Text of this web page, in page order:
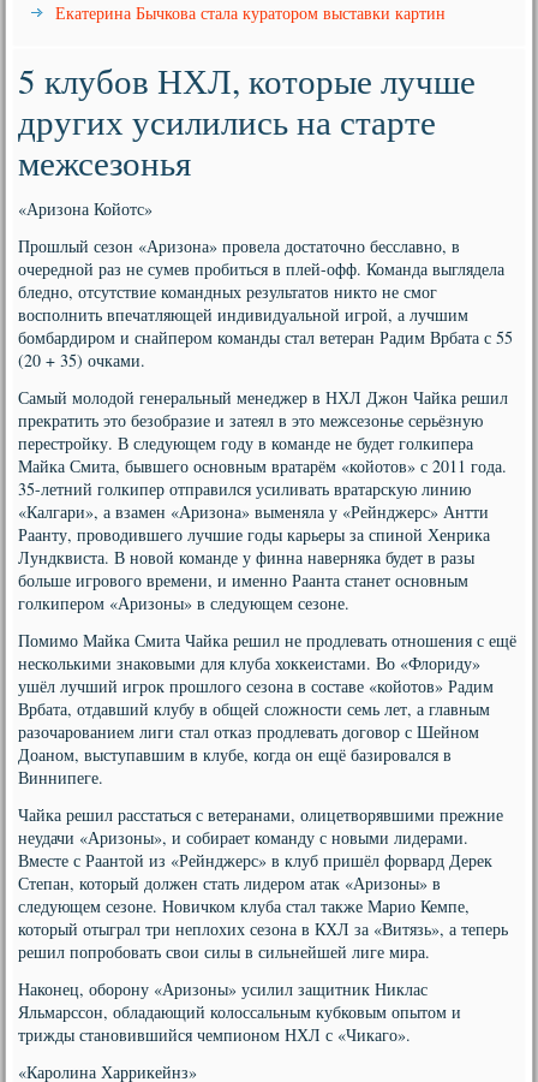
Екатерина Бычкова стала куратором выставки картин
5 клубов НХЛ, которые лучше
других усилились на старте
межсезонья
«Аризона Койотс»
Прошлый сезон «Аризона» провела достаточно бесславно, в
очередной раз не сумев пробиться в плей-офф. Команда выглядела
бледно, отсутствие командных результатов никто не смог
восполнить впечатляющей индивидуальной игрой, а лучшим
бомбардиром и снайпером команды стал ветеран Радим Врбата с 55
(20 + 35) очками.
Самый молодой генеральный менеджер в НХЛ Джон Чайка решил
прекратить это безобразие и затеял в это межсезонье серьёзную
перестройку. В следующем году в команде не будет голкипера
Майка Смита, бывшего основным вратарём «койотов» с 2011 года.
35-летний голкипер отправился усиливать вратарскую линию
«Калгари», а взамен «Аризона» выменяла у «Рейнджерс» Антти
Раанту, проводившего лучшие годы карьеры за спиной Хенрика
Лундквиста. В новой команде у финна наверняка будет в разы
больше игрового времени, и именно Раанта станет основным
голкипером «Аризоны» в следующем сезоне.
Помимо Майка Смита Чайка решил не продлевать отношения с ещё
несколькими знаковыми для клуба хоккеистами. Во «Флориду»
ушёл лучший игрок прошлого сезона в составе «койотов» Радим
Врбата, отдавший клубу в общей сложности семь лет, а главным
разочарованием лиги стал отказ продлевать договор с Шейном
Доаном, выступавшим в клубе, когда он ещё базировался в
Виннипеге.
Чайка решил расстаться с ветеранами, олицетворявшими прежние
неудачи «Аризоны», и собирает команду с новыми лидерами.
Вместе с Раантой из «Рейнджерс» в клуб пришёл форвард Дерек
Степан, который должен стать лидером атак «Аризоны» в
следующем сезоне. Новичком клуба стал также Марио Кемпе,
который отыграл три неплохих сезона в КХЛ за «Витязь», а теперь
решил попробовать свои силы в сильнейшей лиге мира.
Наконец, оборону «Аризоны» усилил защитник Никлас
Яльмарссон, обладающий колоссальным кубковым опытом и
трижды становившийся чемпионом НХЛ с «Чикаго».
«Каролина Харрикейнз»